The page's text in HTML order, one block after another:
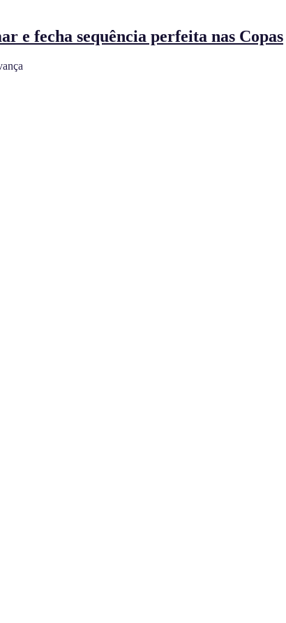
e fecha sequência perfeita nas Copas